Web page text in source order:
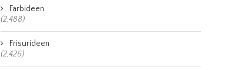
Farbideen
(2,488)
Frisurideen
(2,426)